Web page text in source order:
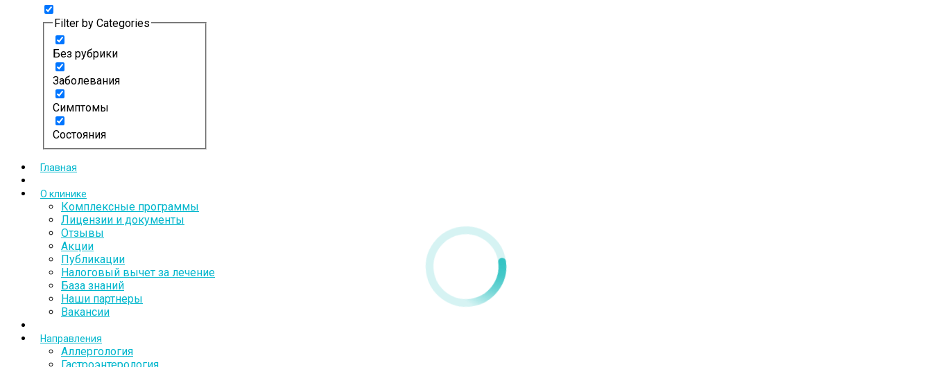
Filter by Categories
Без рубрики
Заболевания
Симптомы
Состояния
Главная
О клинике
Комплексные программы
Лицензии и документы
Отзывы
Акции
Публикации
Налоговый вычет за лечение
База знаний
Наши партнеры
Вакансии
Направления
Аллергология